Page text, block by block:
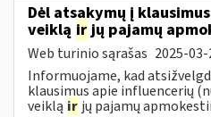
Dėl atsakymų į
veiklą irjų pajamų
Web turinio sąrašas 2025-
Informuojame, kad
klausimus apie influencerių
veiklą ir jų pajamų